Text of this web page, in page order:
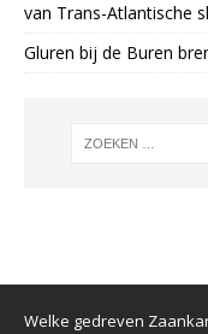
van Trans-Atlantische
Gluren bij de Buren
Welke gedreven